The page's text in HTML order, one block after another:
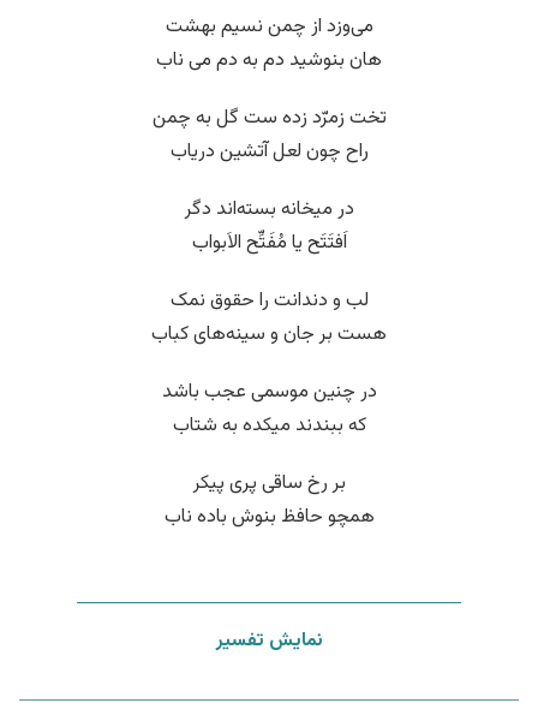
می‌وزد از چمن نسیم بهشت
هان بنوشید دم به دم می ناب
تخت زمرّد زده ست گل به چمن
راح چون لعل آتشین دریاب
در میخانه بسته‌اند دگر
اَفتَتَح یا مُفَتِّح الاَبواب
لب و دندانت را حقوق نمک
هست بر جان و سینه‌های کباب
در چنین موسمی عجب باشد
که ببندند میکده به شتاب
بر رخ ساقی پری پیکر
همچو حافظ بنوش باده ناب
نمایش تفسیر